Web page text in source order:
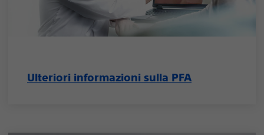
Ulteriori informazioni sulla PFA